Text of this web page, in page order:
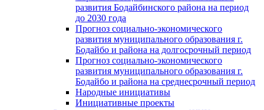
развития Бодайбинского района на период
до 2030 года
Прогноз социально-экономического
развития муниципального образования г.
Бодайбо и района на долгосрочный период
Прогноз социально-экономического
развития муниципального образования г.
Бодайбо и района на среднесрочный период
Народные инициативы
Инициативные проекты